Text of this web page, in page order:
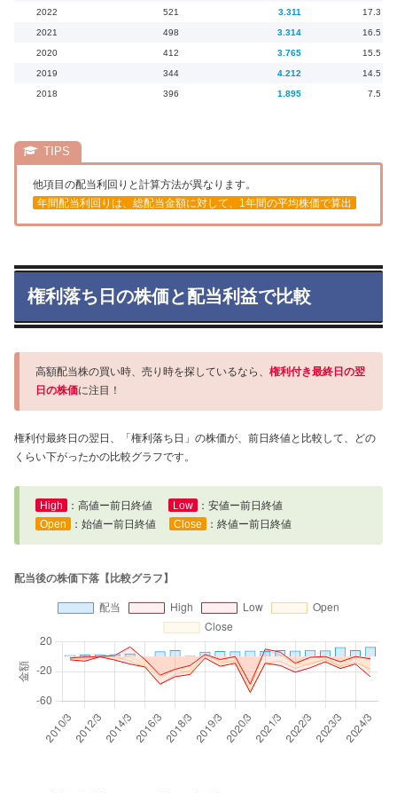
2022 521 3.311 17.3
2021 498 3.314 16.5
2020 412 3.765 15.5
2019 344 4.212 14.5
2018 396 1.895 7.5
他項目の配当利回りと計算方法が異なります。
年間配当利回りは、総配当金額に対して、1年間の平均株価で算出
権利落ち日の株価と配当利益で比較
高額配当株の買い時、売り時を探しているなら、 権利付き最終日の翌
日の株価に注目！
権利付最終日の翌日、「権利落ち日」の株価が、前日終値と比較して、どの
くらい下がったかの比較グラフです。
High ：高値ー前日終値 Low
：安値ー前日終値
Open
：始値ー前日終値 Close ：終値ー前日終値